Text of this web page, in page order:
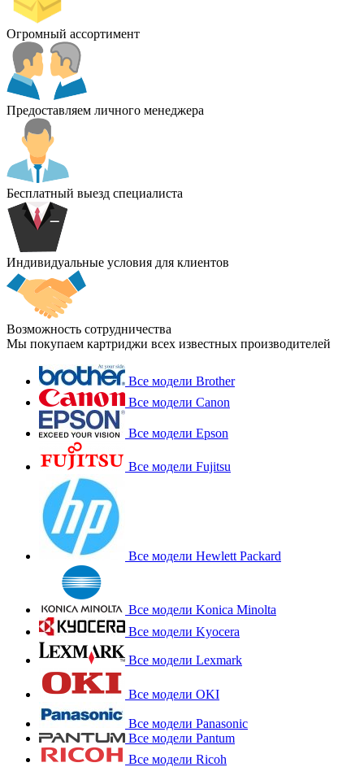
Огромный ассортимент
Предоставляем личного менеджера
Бесплатный выезд специалиста
Индивидуальные условия для клиентов
Возможность сотрудничества
Мы покупаем картриджи всех известных производителей
Все модели Brother
Все модели Canon
Все модели Epson
Все модели Fujitsu
Все модели Hewlett Packard
Все модели Konica Minolta
Все модели Kyocera
Все модели Lexmark
Все модели OKI
Все модели Panasonic
Все модели Pantum
Все модели Ricoh